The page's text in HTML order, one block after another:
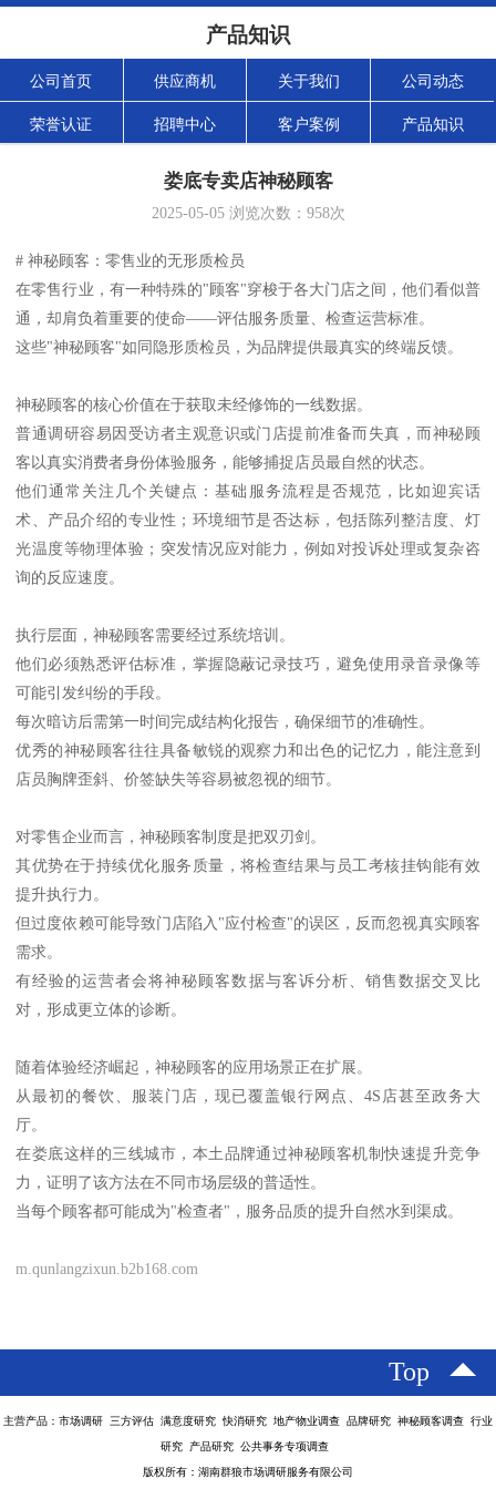
产品知识
公司首页 供应商机 关于我们 公司动态
荣誉认证 招聘中心 客户案例 产品知识
娄底专卖店神秘顾客
2025-05-05浏览次数： 958次
# 神秘顾客：零售业的无形质检员
在零售行业，有一种特殊的"顾客"穿梭于各大门店之间，他们看似普
通，却肩负着重要的使命——评估服务质量、检查运营标准。
这些"神秘顾客"如同隐形质检员，为品牌提供最真实的终端反馈。
神秘顾客的核心价值在于获取未经修饰的一线数据。
普通调研容易因受访者主观意识或门店提前准备而失真，而神秘顾
客以真实消费者身份体验服务，能够捕捉店员最自然的状态。
他们通常关注几个关键点：基础服务流程是否规范，比如迎宾话
术、产品介绍的专业性；环境细节是否达标，包括陈列整洁度、灯
光温度等物理体验；突发情况应对能力，例如对投诉处理或复杂咨
询的反应速度。
执行层面，神秘顾客需要经过系统培训。
他们必须熟悉评估标准，掌握隐蔽记录技巧，避免使用录音录像等
可能引发纠纷的手段。
每次暗访后需第一时间完成结构化报告，确保细节的准确性。
优秀的神秘顾客往往具备敏锐的观察力和出色的记忆力，能注意到
店员胸牌歪斜、价签缺失等容易被忽视的细节。
对零售企业而言，神秘顾客制度是把双刃剑。
其优势在于持续优化服务质量，将检查结果与员工考核挂钩能有效
提升执行力。
但过度依赖可能导致门店陷入"应付检查"的误区，反而忽视真实顾客
需求。
有经验的运营者会将神秘顾客数据与客诉分析、销售数据交叉比
对，形成更立体的诊断。
随着体验经济崛起，神秘顾客的应用场景正在扩展。
从最初的餐饮、服装门店，现已覆盖银行网点、4S店甚至政务大
厅。
在娄底这样的三线城市，本土品牌通过神秘顾客机制快速提升竞争
力，证明了该方法在不同市场层级的普适性。
当每个顾客都可能成为"检查者"，服务品质的提升自然水到渠成。
m.qunlangzixun.b2b168.com
Top
主营产品：市场调研 三方评估 满意度研究 快消研究 地产物业调查 品牌研究 神秘顾客调查 行业
研究 产品研究 公共事务专项调查
版权所有：湖南群狼市场调研服务有限公司